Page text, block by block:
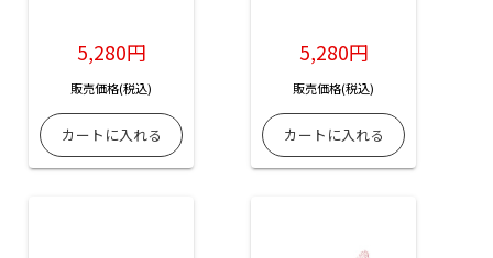
5,280円
販売価格(税込)
5,280円
販売価格(税込)